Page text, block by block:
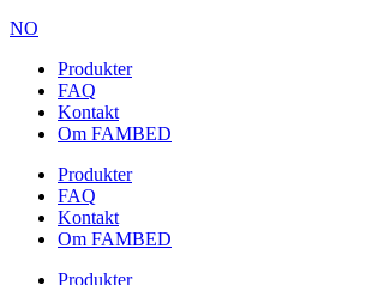
NO
Produkter
FAQ
Kontakt
Om FAMBED
Produkter
FAQ
Kontakt
Om FAMBED
Produkter